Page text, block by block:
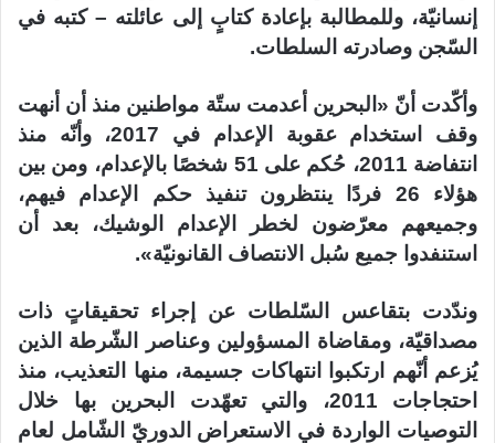
إنسانيّة، وللمطالبة بإعادة كتابٍ إلى عائلته – كتبه في
السّجن وصادرته السلطات.
وأكّدت أنّ «البحرين أعدمت ستّة مواطنين منذ أن أنهت
وقف استخدام عقوبة الإعدام في 2017، وأنّه منذ
انتفاضة 2011، حُكم على 51 شخصًا بالإعدام، ومن بين
هؤلاء 26 فردًا ينتظرون تنفيذ حكم الإعدام فيهم،
وجميعهم معرّضون لخطر الإعدام الوشيك، بعد أن
استنفدوا جميع سُبل الانتصاف القانونيّة».
وندّدت بتقاعس السّلطات عن إجراء تحقيقاتٍ ذات
مصداقيّة، ومقاضاة المسؤولين وعناصر الشّرطة الذين
يُزعم أنّهم ارتكبوا انتهاكات جسيمة، منها التعذيب، منذ
احتجاجات 2011، والتي تعهّدت البحرين بها خلال
التوصيات الواردة في الاستعراض الدوريّ الشّامل لعام